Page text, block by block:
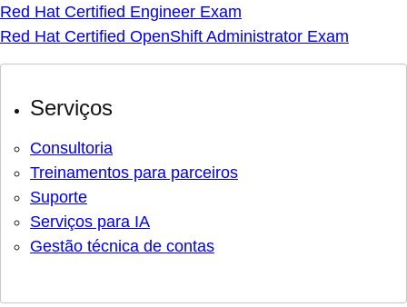
Red Hat Certified Engineer Exam
Red Hat Certified OpenShift Administrator Exam
Serviços
Consultoria
Treinamentos para parceiros
Suporte
Serviços para IA
Gestão técnica de contas